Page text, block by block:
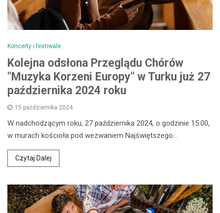
Koncerty i festiwale
Kolejna odsłona Przeglądu Chórów
"Muzyka Korzeni Europy" w Turku już 27
października 2024 roku
15 października 2024
W nadchodzącym roku, 27 października 2024, o godzinie 15:00,
w murach kościoła pod wezwaniem Najświętszego…
Czytaj Dalej